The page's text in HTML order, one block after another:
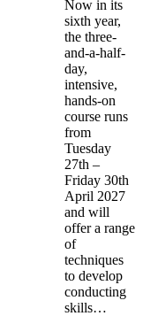
Now in its
sixth year,
the three-
and-a-half-
day,
intensive,
hands-on
course runs
from
Tuesday
27th –
Friday 30th
April 2027
and will
offer a range
of
techniques
to develop
conducting
skills…